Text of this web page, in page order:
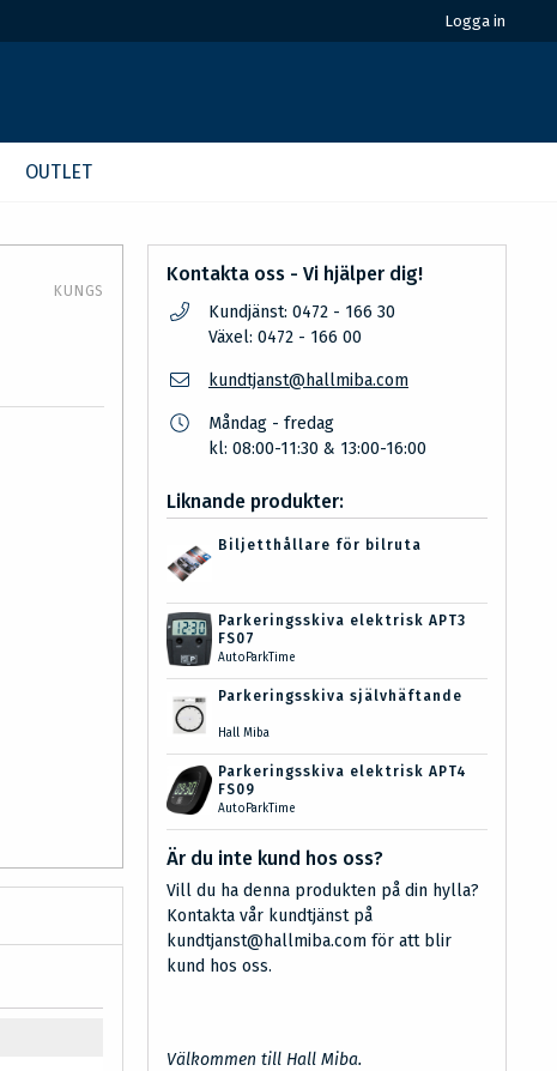
Logga in
OUTLET
KUNGS
Kontakta oss - Vi hjälper dig!
Kundjänst: 0472 - 166 30
Växel: 0472 - 166 00
kundtjanst@hallmiba.com
Måndag - fredag
kl: 08:00-11:30 & 13:00-16:00
Liknande produkter:
Biljetthållare för bilruta
Parkeringsskiva elektrisk APT3
FS07
AutoParkTime
Parkeringsskiva självhäftande
Hall Miba
Parkeringsskiva elektrisk APT4
FS09
AutoParkTime
Är du inte kund hos oss?
Vill du ha denna produkten på din hylla?
Kontakta vår kundtjänst på
kundtjanst@hallmiba.com för att blir
kund hos oss.
Välkommen till Hall Miba.